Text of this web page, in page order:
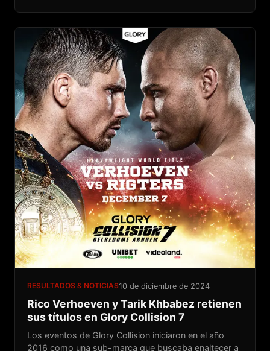
RESULTADOS & NOTICIAS10 de diciembre de 2024
Rico Verhoeven y Tarik Khbabez retienen
sus títulos en Glory Collision 7
Los eventos de Glory Collision iniciaron en el año
2016 como una sub-marca que buscaba enaltecer a